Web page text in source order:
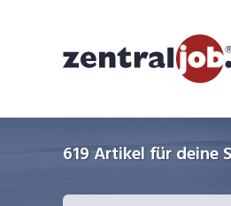
619Artikel für deine